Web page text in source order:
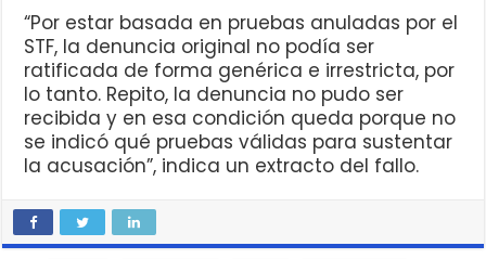
“Por estar basada en pruebas anuladas por el
STF, la denuncia original no podía ser
ratificada de forma genérica e irrestricta, por
lo tanto. Repito, la denuncia no pudo ser
recibida y en esa condición queda porque no
se indicó qué pruebas válidas para sustentar
la acusación”, indica un extracto del fallo.